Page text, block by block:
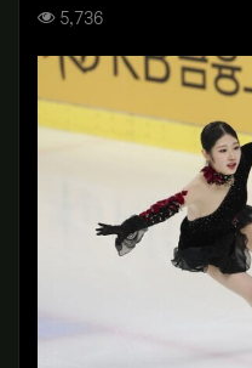
컨텐츠 정보
5,736조회
본문